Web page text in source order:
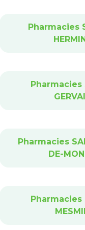
Pharmacies
Pharmacies
Pharmacies
DE-
Pharmacies